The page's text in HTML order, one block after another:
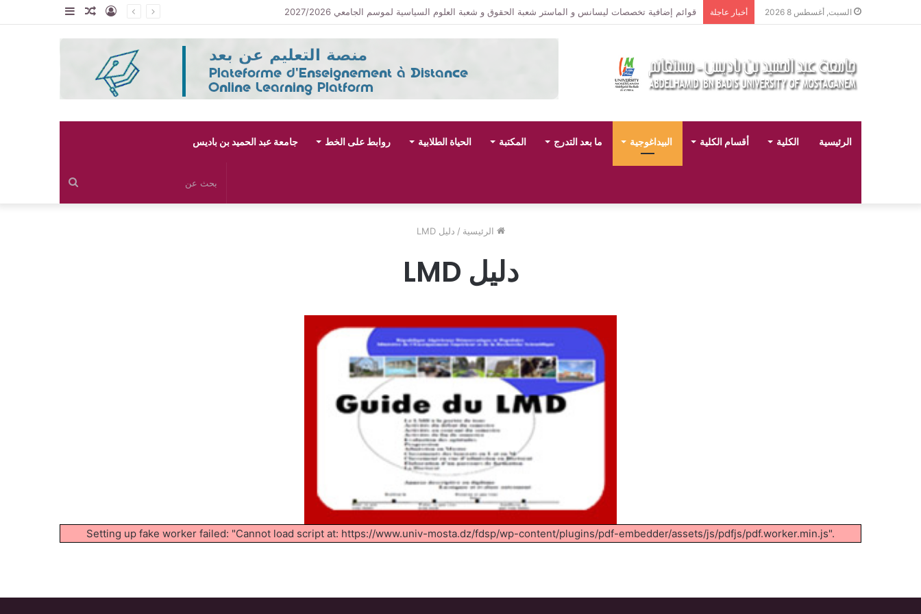
السبت, أغسطس 8 2026 أخبار عاجلة قوائم إضافية تخصصات ليسانس و الماستر شعبة الحقوق و شعبة العلوم السياسية لموسم الجامعي 2027/2026
إضافة
عمود
مقال
عشوائي
تسجيل
الدخول
الرئيسية الكلية أقسام الكلية البيداغوجية ما بعد التدرج المكتبة الحياة الطلابية روابط على الخط جامعة عبد الحميد بن باديس
بحث
الرئيسية / دليل LMD
دليل LMD
Setting up fake worker failed: "Cannot load script at: https://www.univ-mosta.dz/fdsp/wp-content/plugins/pdf-embedder/assets/js/pdfjs/pdf.worker.min.js".